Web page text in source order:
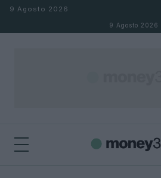
Salta al contenuto
9 Agosto 2026
9 Agosto 2026